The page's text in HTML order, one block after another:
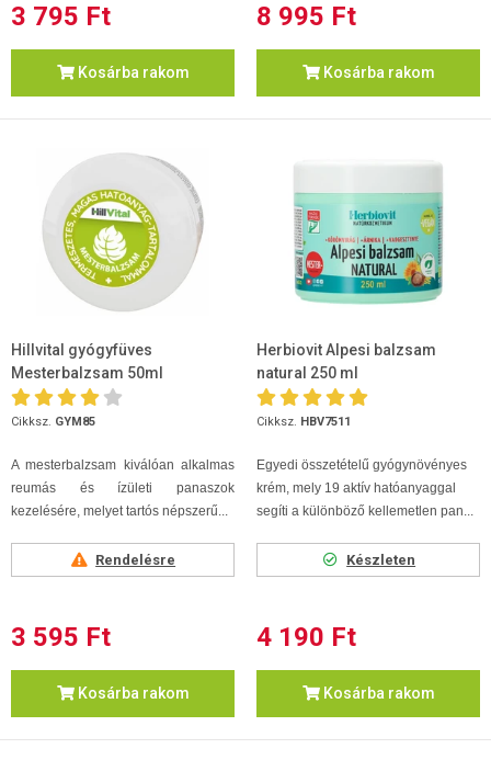
3 795 Ft
Kosárba rakom
8 995 Ft
Kosárba rakom
Hillvital gyógyfüves
Mesterbalzsam 50ml
Cikksz. GYM85
A mesterbalzsam kiválóan alkalmas
reumás és ízületi panaszok
kezelésére, melyet tartós népszerű...
Rendelésre
3 595 Ft
Kosárba rakom
Herbiovit Alpesi balzsam
natural 250 ml
Cikksz. HBV7511
Egyedi összetételű gyógynövényes
krém, mely 19 aktív hatóanyaggal
segíti a különböző kellemetlen pan...
Készleten
4 190 Ft
Kosárba rakom